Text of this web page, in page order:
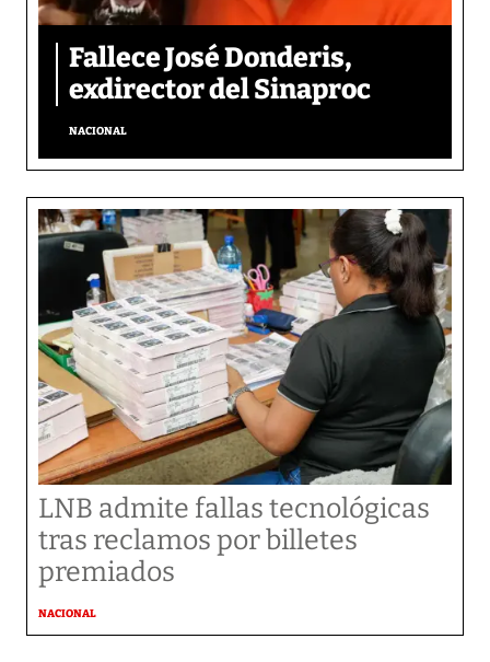
Fallece José Donderis,
exdirector del Sinaproc
NACIONAL
LNB admite fallas tecnológicas
tras reclamos por billetes
premiados
NACIONAL